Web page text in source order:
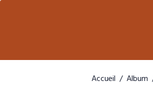
Accueil Album